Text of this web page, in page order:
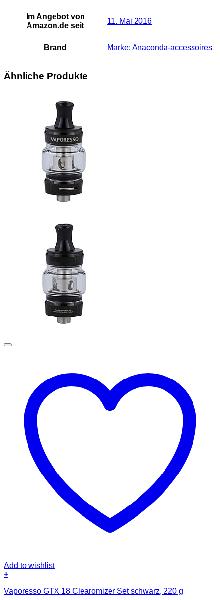
Im Angebot von
Amazon.de seit
11. Mai 2016
Brand Marke: Anaconda-accessoires
Ähnliche Produkte
Add to wishlist
+
Vaporesso GTX 18 Clearomizer Set schwarz, 220 g